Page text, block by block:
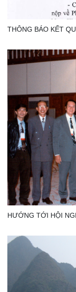
THÔNG BÁO KẾT
HƯỚNG TỚI HỘI